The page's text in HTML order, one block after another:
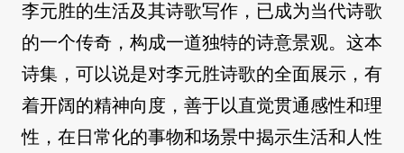
李元胜的生活及其诗歌写作，已成为当代诗歌
的一个传奇，构成一道独特的诗意景观。这本
诗集，可以说是对李元胜诗歌的全面展示，有
着开阔的精神向度，善于以直觉贯通感性和理
性，在日常化的事物和场景中揭示生活和人性